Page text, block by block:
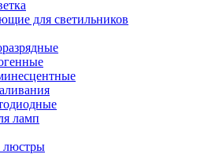
для светильников
ламп
люстры